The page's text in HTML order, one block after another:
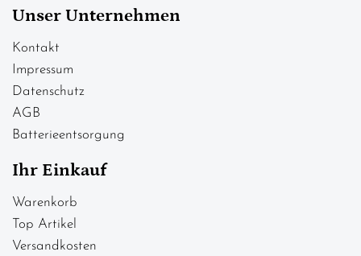
Unser Unternehmen
Kontakt
Impressum
Datenschutz
AGB
Batterieentsorgung
Ihr Einkauf
Warenkorb
Top Artikel
Versandkosten